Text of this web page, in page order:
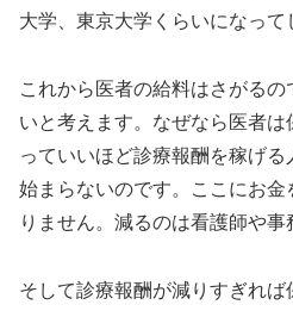
大学、東京大学くらいになって
これから医者の給料はさがる
いと考えます。なぜなら医者
っていいほど診療報酬を稼げ
始まらないのです。ここにお
りません。減るのは看護師や事
そして診療報酬が減りすぎれ